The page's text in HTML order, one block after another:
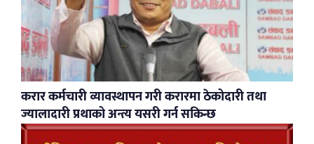
करार कर्मचारी व्यावस्थापन गरी करारमा ठेकोदारी तथा
ज्यालादारी प्रथाको अन्त्य यसरी गर्न सकिन्छ